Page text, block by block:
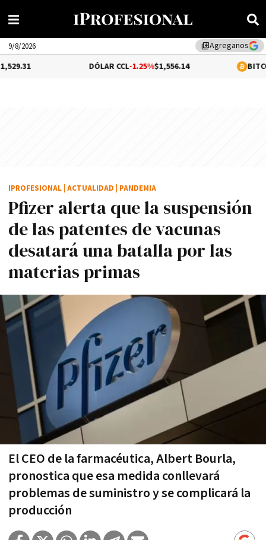
library_addAgreganos
9/8/2026
-1.25%$1,556.14 0.1%
Pfizer alerta que la suspensión
de las patentes de vacunas
desatará una batalla por las
materias primas
El CEO de la farmacéutica, Albert Bourla,
pronostica que esa medida conllevará
problemas de suministro y se complicará la
producción
IPROFESIONAL ACTUALIDAD PANDEMIA